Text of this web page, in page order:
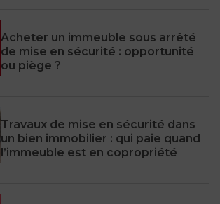
Acheter un immeuble sous arrêté
de mise en sécurité : opportunité
ou piège ?
Travaux de mise en sécurité dans
un bien immobilier : qui paie quand
l’immeuble est en copropriété